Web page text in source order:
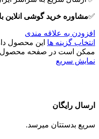
✅مشاوره خرید گوشی انلاین بازار:
افزودن به علاقه مندی
انتخاب گزینه ها این محصول
ممکن است در صفحه محصول
نمایش سریع
ارسال رایگان
سریع بدستتان میرسد.